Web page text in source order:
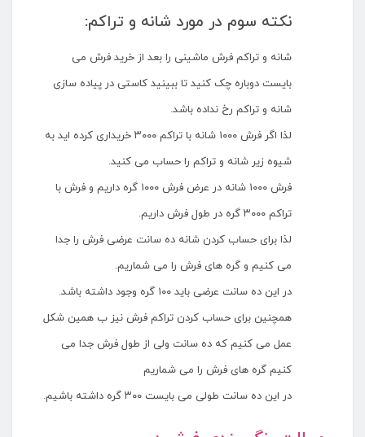
نکته سوم در مورد شانه و تراکم:
شانه و تراکم فرش ماشینی را بعد از خرید فرش می
بایست دوباره چک کنید تا ببینید کاستی در پیاده سازی
شانه و تراکم رخ نداده باشد.
لذا اگر فرش ۱۰۰۰ شانه با تراکم ۳۰۰۰ خریداری کرده اید به
شیوه زیر شانه و تراکم را حساب می کنید.
فرش ۱۰۰۰ شانه در عرض فرش ۱۰۰۰ گره داریم و فرش با
تراکم ۳۰۰۰ گره در طول فرش داریم.
لذا برای حساب کردن شانه ده سانت عرضی فرش را جدا
می کنیم و گره های فرش را می شماریم.
در این ده سانت عرضی باید ۱۰۰ گره وجود داشته باشد.
همچنین برای حساب کردن تراکم فرش نیز ب همین شکل
عمل می کنیم که ده سانت ولی از طول فرش جدا می
کنیم گره های فرش را می شماریم
در این ده سانت طولی می بایست ۳۰۰ گره داشته باشیم.